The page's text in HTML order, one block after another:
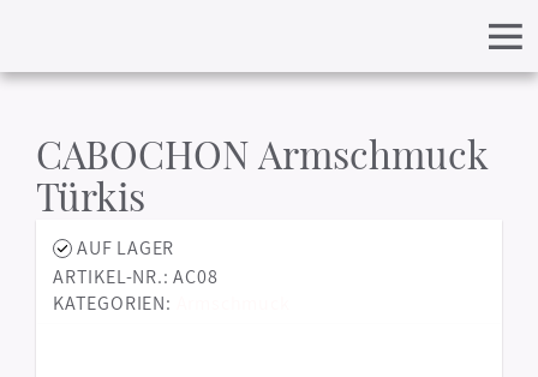
CABOCHON Armschmuck
Türkis
AUF LAGER
ARTIKEL-NR.: AC08
KATEGORIEN: